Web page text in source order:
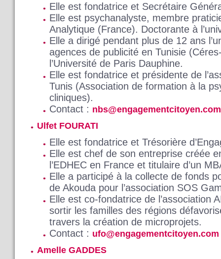
Elle est fondatrice et Secrétaire
Elle est psychanalyste, membre
Analytique (France). Doctorante à
Elle a dirigé pendant plus de 12 ans
agences de publicité en Tunisie
l’Université de Paris Dauphine.
Elle est fondatrice et présidente de
Tunis (Association de formation à la
cliniques).
Contact : nbs@engagementcitoyen.com
Ulfet FOURATI
Elle est fondatrice et Trésorière
Elle est chef de son entreprise créée
l’EDHEC en France et titulaire d’un
Elle a participé à la collecte de fonds
de Akouda pour l’association SOS
Elle est co-fondatrice de l’association
sortir les familles des régions
travers la création de microprojets.
Contact : ufo@engagementcitoyen.com
Amelle GADDES